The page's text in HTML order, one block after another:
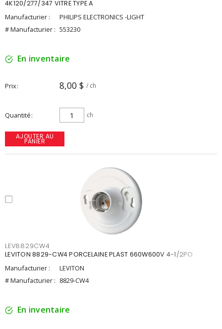
4K120/277/347 VITRE TYPE A
Manufacturier :
PHILIPS ELECTRONICS -LIGHT
# Manufacturier : 553230
En inventaire
Prix 8,00 $ / ch
Quantité ch
AJOUTER AU
PANIER
LEV8829CW4
LEVITON 8829-CW4 PORCELAINE PLAST 660W600V 4-1/2PO
Manufacturier :
LEVITON
# Manufacturier : 8829-CW4
En inventaire